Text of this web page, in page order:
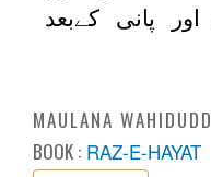
پانی کےبعد
MAULANA
BOOK : RAZ-E-HAYAT